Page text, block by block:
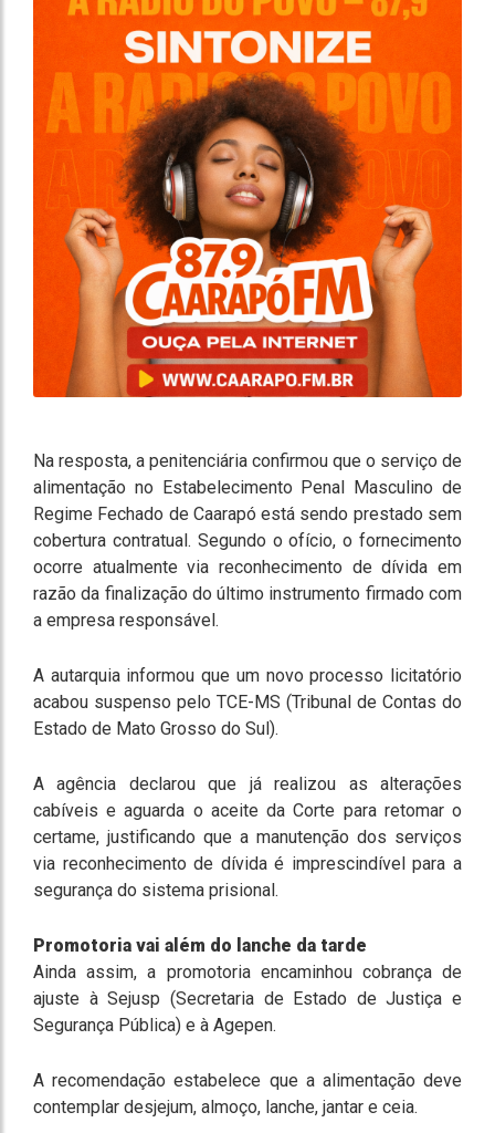
Na resposta, a penitenciária confirmou que o serviço de
alimentação no Estabelecimento Penal Masculino de
Regime Fechado de Caarapó está sendo prestado sem
cobertura contratual. Segundo o ofício, o fornecimento
ocorre atualmente via reconhecimento de dívida em
razão da finalização do último instrumento firmado com
a empresa responsável.
A autarquia informou que um novo processo licitatório
acabou suspenso pelo TCE-MS (Tribunal de Contas do
Estado de Mato Grosso do Sul).
A agência declarou que já realizou as alterações
cabíveis e aguarda o aceite da Corte para retomar o
certame, justificando que a manutenção dos serviços
via reconhecimento de dívida é imprescindível para a
segurança do sistema prisional.
Promotoria vai além do lanche da tarde
Ainda assim, a promotoria encaminhou cobrança de
ajuste à Sejusp (Secretaria de Estado de Justiça e
Segurança Pública) e à Agepen.
A recomendação estabelece que a alimentação deve
contemplar desjejum, almoço, lanche, jantar e ceia.